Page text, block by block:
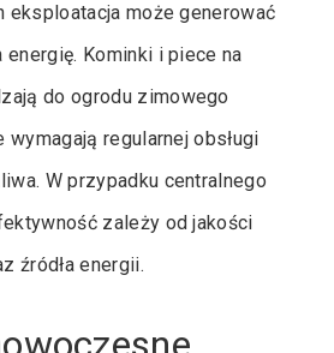
eksploatacja może generować
Kominki i piece na
do ogrodu zimowego
regularnej obsługi
W przypadku centralnego
zależy od jakości
źródła energii.